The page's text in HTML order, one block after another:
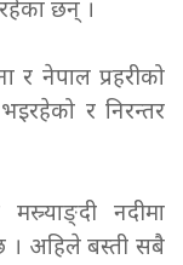
छन् ।
र नेपाल प्रहरीको
र निरन्तर
नदीमा
। अहिले बस्ती सबै